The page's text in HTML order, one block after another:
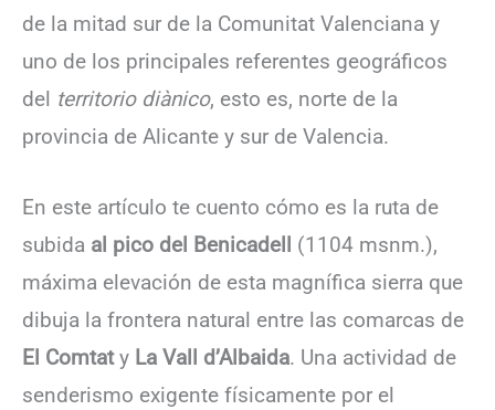
de la mitad sur de la Comunitat Valenciana y
uno de los principales referentes geográficos
del territorio diànico, esto es, norte de la
provincia de Alicante y sur de Valencia.
En este artículo te cuento cómo es la ruta de
subida al pico del Benicadell (1104 msnm.),
máxima elevación de esta magnífica sierra que
dibuja la frontera natural entre las comarcas de
El Comtaty La Vall d’Albaida. Una actividad de
senderismo exigente físicamente por el